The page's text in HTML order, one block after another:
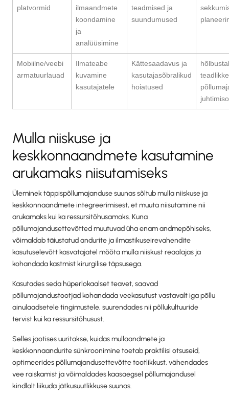
platvormid
ilmaandmete
koondamine
ja
analüüsimine
teadmised ja
suundumused
Mobiilne/veebi
armatuurlauad
Ilmateabe
kuvamine
kasutajatele
Kättesaadavus ja
kasutajasõbralikud
hoiatused
teadlikke
Mulla niiskuse ja
keskkonnaandmete kasutamine
arukamaks niisutamiseks
Üleminek täppispõllumajanduse suunas sõltub mulla niiskuse ja
keskkonnaandmete integreerimisest, et muuta niisutamine nii
arukamaks kui ka ressursitõhusamaks. Kuna
põllumajandusettevõtted muutuvad üha enam andmepõhiseks,
võimaldab täiustatud andurite ja ilmastikuseirevahendite
kasutuselevõtt kasvatajatel mõõta mulla niiskust reaalajas ja
kohandada kastmist kirurgilise täpsusega.
Kasutades seda hüperlokaalset teavet, saavad
põllumajandustootjad kohandada veekasutust vastavalt iga põllu
ainulaadsetele tingimustele, suurendades nii põllukultuuride
tervist kui ka ressursitõhusust.
Selles jaotises uuritakse, kuidas mullaandmete ja
keskkonnaandurite sünkroonimine toetab praktilisi otsuseid,
optimeerides põllumajandusettevõtte tootlikkust, vähendades
vee raiskamist ja võimaldades kaasaegsel põllumajandusel
kindlalt liikuda jätkusuutlikkuse suunas.